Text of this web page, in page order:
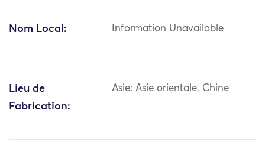
Nom Local: Information Unavailable
Lieu de
Fabrication:
Asie: Asie orientale, Chine